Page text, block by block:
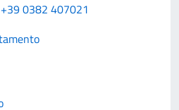
0382 407021